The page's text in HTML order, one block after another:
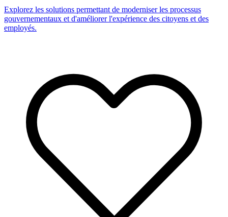
Explorez les solutions permettant de moderniser les processus
gouvernementaux et d'améliorer l'expérience des citoyens et des
employés.